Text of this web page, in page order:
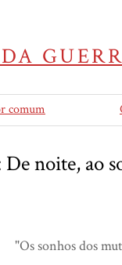
comum
noite, ao
"Os sonhos dos